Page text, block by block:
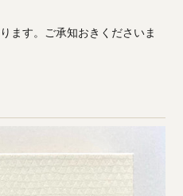
ます。ご承知おきくださいま